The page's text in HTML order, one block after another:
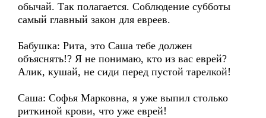
обычай. Так полагается. Соблюдение субботы
самый главный закон для евреев.
Бабушка: Рита, это Саша тебе должен
объяснять!? Я не понимаю, кто из вас еврей?
Алик, кушай, не сиди перед пустой тарелкой!
Саша: Софья Марковна, я уже выпил столько
риткиной крови, что уже еврей!